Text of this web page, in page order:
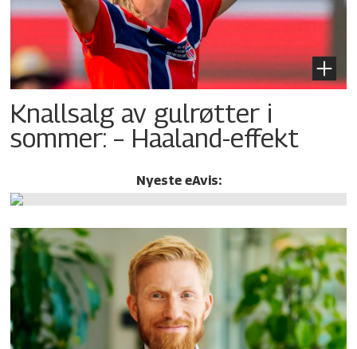
Knallsalg av gulrøtter i
sommer: – Haaland-effekt
Nyeste eAvis: